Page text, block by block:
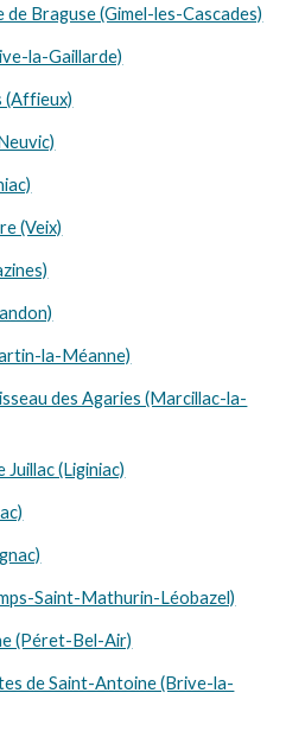
Braguse (Gimel-les-Cascades)
la-Gaillarde)
(Veix)
la-Méanne)
des Agaries (Marcillac-la-
(Liginiac)
Saint-Mathurin-Léobazel)
(Péret-Bel-Air)
de Saint-Antoine (Brive-la-